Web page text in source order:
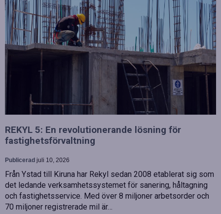
REKYL 5: En revolutionerande lösning för
fastighetsförvaltning
Publicerad juli 10, 2026
Från Ystad till Kiruna har Rekyl sedan 2008 etablerat sig som
det ledande verksamhetssystemet för sanering, håltagning
och fastighetsservice. Med över 8 miljoner arbetsorder och
70 miljoner registrerade mil är…